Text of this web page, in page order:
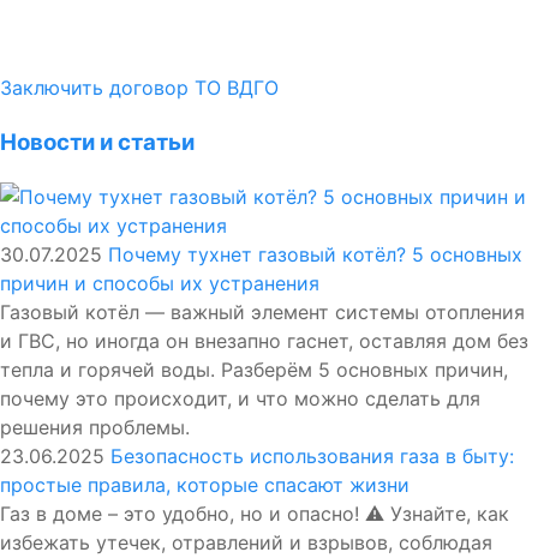
Заключить договор ТО ВДГО
Новости и статьи
30.07.2025 Почему тухнет газовый котёл? 5 основных
причин и способы их устранения
Газовый котёл — важный элемент системы отопления
и ГВС, но иногда он внезапно гаснет, оставляя дом без
тепла и горячей воды. Разберём 5 основных причин,
почему это происходит, и что можно сделать для
решения проблемы.
23.06.2025 Безопасность использования газа в быту:
простые правила, которые спасают жизни
Газ в доме – это удобно, но и опасно! ⚠️ Узнайте, как
избежать утечек, отравлений и взрывов, соблюдая